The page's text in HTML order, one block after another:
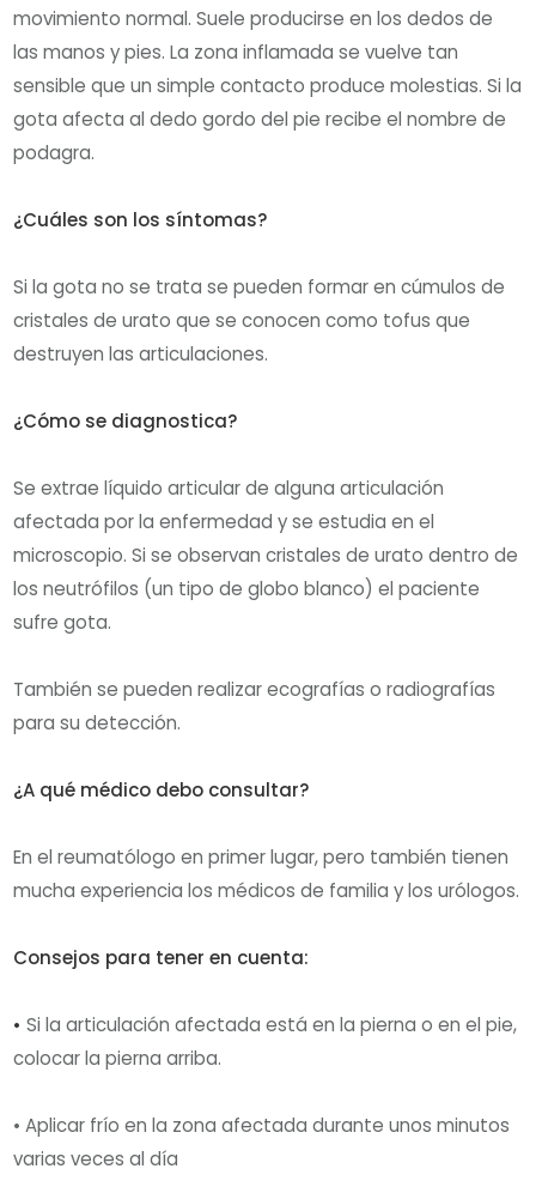
movimiento normal. Suele producirse en los dedos de
las manos y pies. La zona inflamada se vuelve tan
sensible que un simple contacto produce molestias. Si la
gota afecta al dedo gordo del pie recibe el nombre de
podagra.
¿Cuáles son los síntomas?
Si la gota no se trata se pueden formar en cúmulos de
cristales de urato que se conocen como tofus que
destruyen las articulaciones.
¿Cómo se diagnostica?
Se extrae líquido articular de alguna articulación
afectada por la enfermedad y se estudia en el
microscopio. Si se observan cristales de urato dentro de
los neutrófilos (un tipo de globo blanco) el paciente
sufre gota.
También se pueden realizar ecografías o radiografías
para su detección.
¿A qué médico debo consultar?
En el reumatólogo en primer lugar, pero también tienen
mucha experiencia los médicos de familia y los urólogos.
Consejos para tener en cuenta:
•Si la articulación afectada está en la pierna o en el pie,
colocar la pierna arriba.
• Aplicar frío en la zona afectada durante unos minutos
varias veces al día